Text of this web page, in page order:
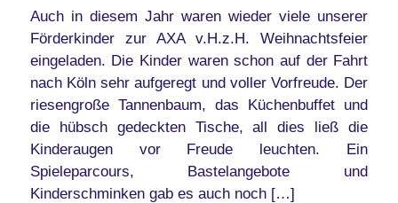
Auch in diesem Jahr waren wieder viele unserer
Förderkinder zur AXA v.H.z.H. Weihnachtsfeier
eingeladen. Die Kinder waren schon auf der Fahrt
nach Köln sehr aufgeregt und voller Vorfreude. Der
riesengroße Tannenbaum, das Küchenbuffet und
die hübsch gedeckten Tische, all dies ließ die
Kinderaugen vor Freude leuchten. Ein
Spieleparcours, Bastelangebote und
Kinderschminken gab es auch noch […]